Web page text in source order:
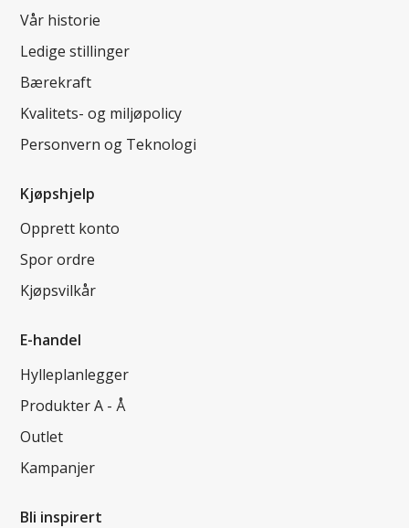
Vår historie
Ledige stillinger
Bærekraft
Kvalitets- og miljøpolicy
Personvern og Teknologi
Kjøpshjelp
Opprett konto
Spor ordre
Kjøpsvilkår
E-handel
Hylleplanlegger
Produkter A - Å
Outlet
Kampanjer
Bli inspirert